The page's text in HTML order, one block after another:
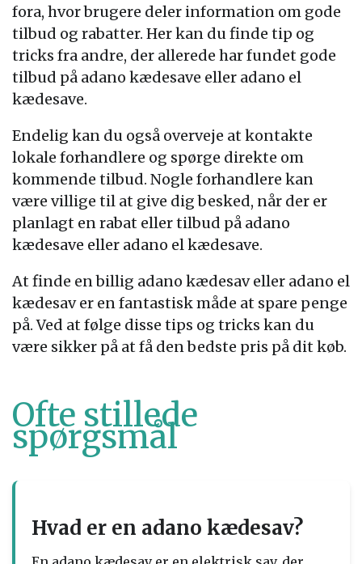
fora, hvor brugere deler information om gode
tilbud og rabatter. Her kan du finde tip og
tricks fra andre, der allerede har fundet gode
tilbud på adano kædesave eller adano el
kædesave.
Endelig kan du også overveje at kontakte
lokale forhandlere og spørge direkte om
kommende tilbud. Nogle forhandlere kan
være villige til at give dig besked, når der er
planlagt en rabat eller tilbud på adano
kædesave eller adano el kædesave.
At finde en billig adano kædesav eller adano el
kædesav er en fantastisk måde at spare penge
på. Ved at følge disse tips og tricks kan du
være sikker på at få den bedste pris på dit køb.
Ofte stillede
spørgsmål
Hvad er en adano kædesav?